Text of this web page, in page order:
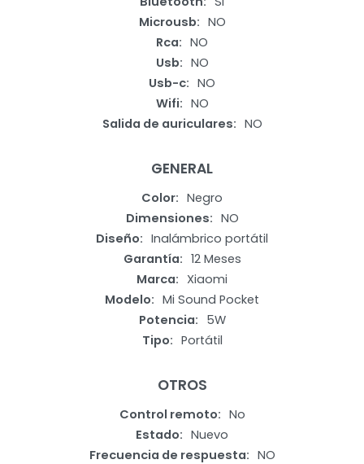
Microusb
NO
Rca
NO
Usb
NO
Usb-c
NO
Wifi
NO
Salida de auriculares
NO
GENERAL
Color
Negro
Dimensiones
NO
Diseño
Inalámbrico portátil
Garantía
12 Meses
Marca
Xiaomi
Modelo
Mi Sound Pocket
Potencia
5W
Tipo
Portátil
OTROS
Control remoto
No
Estado
Nuevo
Frecuencia de respuesta
NO